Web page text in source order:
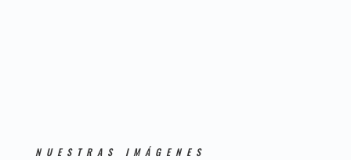
NUESTRAS IMÁGENES